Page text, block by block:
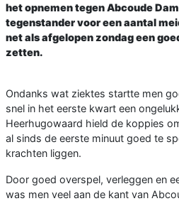
het opnemen tegen Abcoude
tegenstander voor een aantal
net als afgelopen zondag een
zetten.
Ondanks wat ziektes startte men
snel in het eerste kwart een
Heerhugowaard hield de koppies
al sinds de eerste minuut goed te
krachten liggen.
Door goed overspel, verleggen en
was men veel aan de kant van